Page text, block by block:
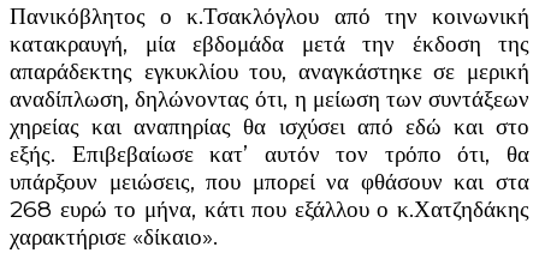
Πανικόβλητος ο κ.Τσακλόγλου από την κοινωνική
κατακραυγή, μία εβδομάδα μετά την έκδοση της
απαράδεκτης εγκυκλίου του, αναγκάστηκε σε μερική
αναδίπλωση, δηλώνοντας ότι, η μείωση των συντάξεων
χηρείας και αναπηρίας θα ισχύσει από εδώ και στο
εξής. Επιβεβαίωσε κατ’ αυτόν τον τρόπο ότι, θα
υπάρξουν μειώσεις, που μπορεί να φθάσουν και στα
268 ευρώ το μήνα, κάτι που εξάλλου ο κ.Χατζηδάκης
χαρακτήρισε «δίκαιο».